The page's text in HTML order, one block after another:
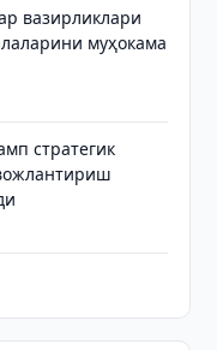
вазирликлари
муҳокама
стратегик